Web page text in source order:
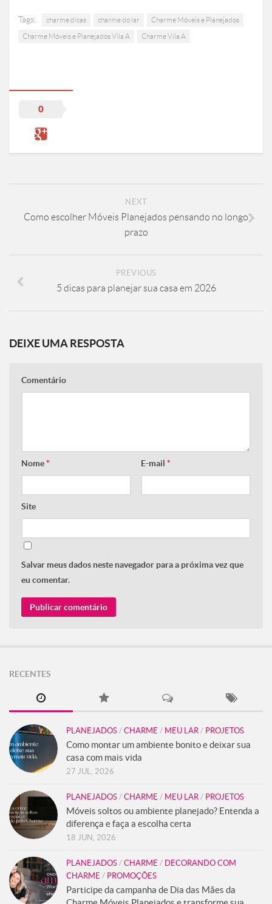
Tags: charme dicas charme do lar Charme Móveis e Planejados
Charme Móveis e Planejados Vila A Charme Vila A
0
NEXT
Como escolher Móveis Planejados pensando no longo
prazo
PREVIOUS
5 dicas para planejar sua casa em 2026
DEIXE UMA RESPOSTA
Comentário
Nome* E-mail *
Site
Salvar meus dados neste navegador para a próxima vez que
eu comentar.
RECENTES
PLANEJADOS / CHARME / MEU LAR / PROJETOS
Como montar um ambiente bonito e deixar sua
casa com mais vida
27 JUL, 2026
PLANEJADOS / CHARME / MEU LAR / PROJETOS
Móveis soltos ou ambiente planejado? Entenda a
diferença e faça a escolha certa
18 JUN, 2026
PLANEJADOS / CHARME / DECORANDO COM
CHARME / PROMOÇÕES
Participe da campanha de Dia das Mães da